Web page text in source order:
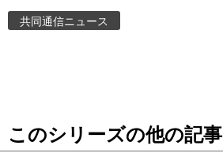
東京
共同通信ニュース
このシリーズの他の記事